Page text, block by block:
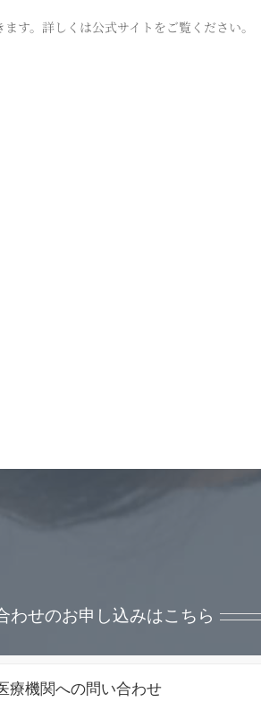
す。詳しくは公式サイトをご覧ください。
わせのお申し込みはこちら
療機関への問い合わせ